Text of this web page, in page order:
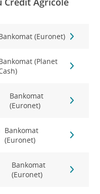
(Euronet)
(Planet
Bankomat
(Euronet)
Bankomat
(Euronet)
Bankomat
(Euronet)